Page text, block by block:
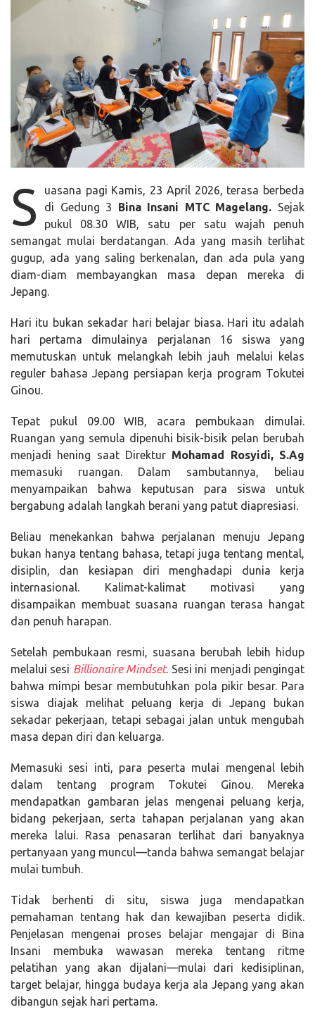
S
uasana pagi Kamis, 23 April 2026, terasa berbeda
di Gedung 3 Bina Insani MTC Magelang. Sejak
pukul 08.30 WIB, satu per satu wajah penuh
semangat mulai berdatangan. Ada yang masih terlihat
gugup, ada yang saling berkenalan, dan ada pula yang
diam-diam membayangkan masa depan mereka di
Jepang.
Hari itu bukan sekadar hari belajar biasa. Hari itu adalah
hari pertama dimulainya perjalanan 16 siswa yang
memutuskan untuk melangkah lebih jauh melalui kelas
reguler bahasa Jepang persiapan kerja program Tokutei
Ginou.
Tepat pukul 09.00 WIB, acara pembukaan dimulai.
Ruangan yang semula dipenuhi bisik-bisik pelan berubah
menjadi hening saat Direktur Mohamad Rosyidi, S.Ag
memasuki ruangan. Dalam sambutannya, beliau
menyampaikan bahwa keputusan para siswa untuk
bergabung adalah langkah berani yang patut diapresiasi.
Beliau menekankan bahwa perjalanan menuju Jepang
bukan hanya tentang bahasa, tetapi juga tentang mental,
disiplin, dan kesiapan diri menghadapi dunia kerja
internasional. Kalimat-kalimat motivasi yang
disampaikan membuat suasana ruangan terasa hangat
dan penuh harapan.
Setelah pembukaan resmi, suasana berubah lebih hidup
melalui sesi Billionaire Mindset. Sesi ini menjadi pengingat
bahwa mimpi besar membutuhkan pola pikir besar. Para
siswa diajak melihat peluang kerja di Jepang bukan
sekadar pekerjaan, tetapi sebagai jalan untuk mengubah
masa depan diri dan keluarga.
Memasuki sesi inti, para peserta mulai mengenal lebih
dalam tentang program Tokutei Ginou. Mereka
mendapatkan gambaran jelas mengenai peluang kerja,
bidang pekerjaan, serta tahapan perjalanan yang akan
mereka lalui. Rasa penasaran terlihat dari banyaknya
pertanyaan yang muncul—tanda bahwa semangat belajar
mulai tumbuh.
Tidak berhenti di situ, siswa juga mendapatkan
pemahaman tentang hak dan kewajiban peserta didik.
Penjelasan mengenai proses belajar mengajar di Bina
Insani membuka wawasan mereka tentang ritme
pelatihan yang akan dijalani—mulai dari kedisiplinan,
target belajar, hingga budaya kerja ala Jepang yang akan
dibangun sejak hari pertama.